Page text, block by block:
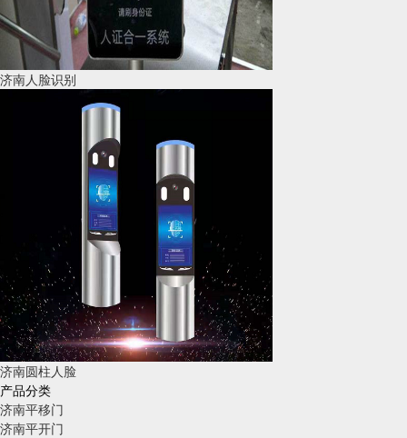
济南人脸识别
济南圆柱人脸
产品分类
济南平移门
济南平开门